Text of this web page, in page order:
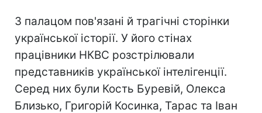
З палацом пов'язані й трагічні сторінки
української історії. У його стінах
працівники НКВС розстрілювали
представників української інтелігенції.
Серед них були Кость Буревій, Олекса
Близько, Григорій Косинка, Тарас та Іван